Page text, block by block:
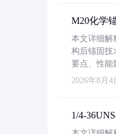
M20化学
本文详细解
构后锚固技
要点、性能
2026年8月4
1/4-